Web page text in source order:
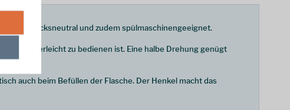
und zudem spülmaschinengeeignet.
kinderleicht zu bedienen ist. Eine halbe Drehung genügt
auch beim Befüllen der Flasche. Der Henkel macht das